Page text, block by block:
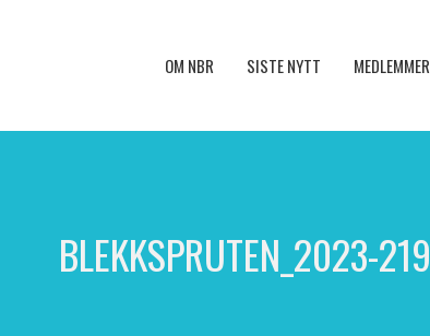
OM NBR SISTE NYTT MEDLEMMER
BLEKKSPRUTEN_2023-219